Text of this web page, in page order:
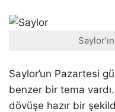
Saylor’un Pazartesi
benzer bir tema
dövüşe hazır bir